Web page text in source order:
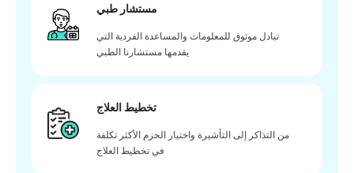
مستشار طبي
تبادل موثوق للمعلومات والمساعدة الفردية التي
يقدمها مستشارنا الطبي
تخطيط العلاج
من التذاكر إلى التأشيرة واختيار الحزم الأكثر تكلفة
في تخطيط العلاج